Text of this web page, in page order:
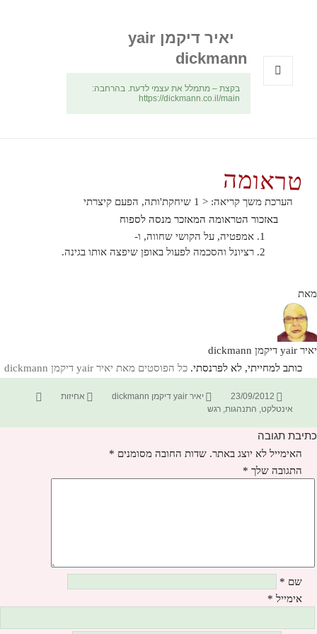
יאיר דיקמן yair
dickmann
בקצת – מתמלל את עצמי לדעת. בהרחבה:
https://dickmann.co.il/main
טראומה
הערכת משך קריאה: < 1
שיחקת'ותה, הפעם קיצרתי
באזכור הטראומה המאזכר מנסה לספוח
אמפטיה, על הקושי שחווה, ו-
רציונל והסכמה לפעול באופן שיפצה אותו בגינה.
מאת
יאיר yair דיקמן dickmann
כותב למחייתי, לא לפרנסתי. כל הפוסטים מאת יאיר yair דיקמן dickmann‏
פורסם
בתאריך
23/09/2012 מחבר
יאיר yair דיקמן dickmann קטגוריות
אחיזות
אינטלקט, התנהגות,רגש
כתיבת תגובה
האימייל לא יוצג באתר. שדות החובה מסומנים *
התגובה שלך *
שם *
אימייל *